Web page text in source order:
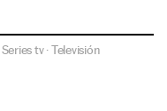
Series tv·Televisión